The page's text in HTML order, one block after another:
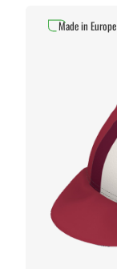
Made in Europe